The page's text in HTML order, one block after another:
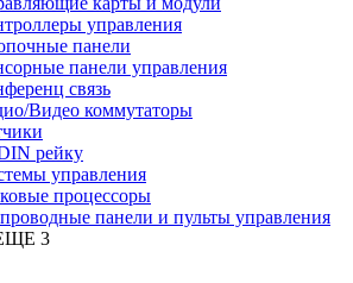
управления
панели
панели управления
связь
Видео коммутаторы
рейку
управления
процессоры
панели и пульты управления
3